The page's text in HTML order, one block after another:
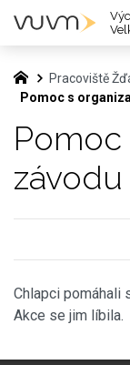
Pracoviště
Pomoc s
Pomoc
závodu
Chlapci pomáhali
Akce se jim líbila.